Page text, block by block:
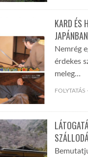
KARD ÉS
JAPÁNBAN
Nemrég
érdekes
meleg…